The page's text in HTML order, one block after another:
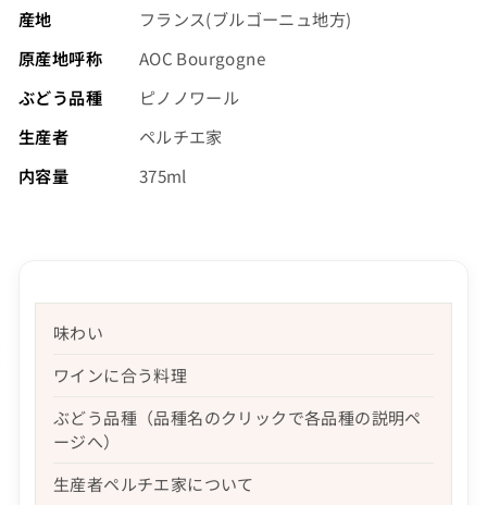
産地
フランス(ブルゴーニュ地方)
原産地呼称
AOC Bourgogne
ぶどう品種
ピノノワール
生産者
ペルチエ家
内容量
375ml
味わい
ワインに合う料理
ぶどう品種（品種名のクリックで各品種の説明ペ
ージへ）
生産者ペルチエ家について